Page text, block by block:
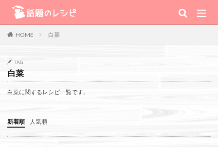
HOME 白菜
TAG
白菜
白菜に関するレシピ一覧です。
新着順 人気順
キーワード
TV番組
Warning: Use of undefined constant 番組 - assumed '番組' (this will
throw an Error in a future version of PHP) in